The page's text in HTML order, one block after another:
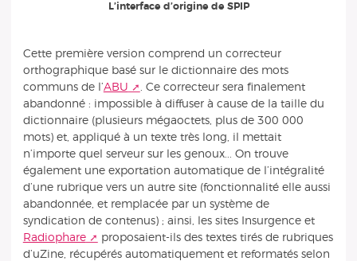
L’interface d’origine de SPIP
Cette première version comprend un correcteur
orthographique basé sur le dictionnaire des mots
communs de l’ABU
. Ce correcteur sera finalement
abandonné : impossible à diffuser à cause de la taille du
dictionnaire (plusieurs mégaoctets, plus de 300 000
mots) et, appliqué à un texte très long, il mettait
n’importe quel serveur sur les genoux... On trouve
également une exportation automatique de l’intégralité
d’une rubrique vers un autre site (fonctionnalité elle aussi
abandonnée, et remplacée par un système de
syndication de contenus) ; ainsi, les sites Insurgence et
Radiophare
proposaient-ils des textes tirés de rubriques
d’uZine, récupérés automatiquement et reformatés selon